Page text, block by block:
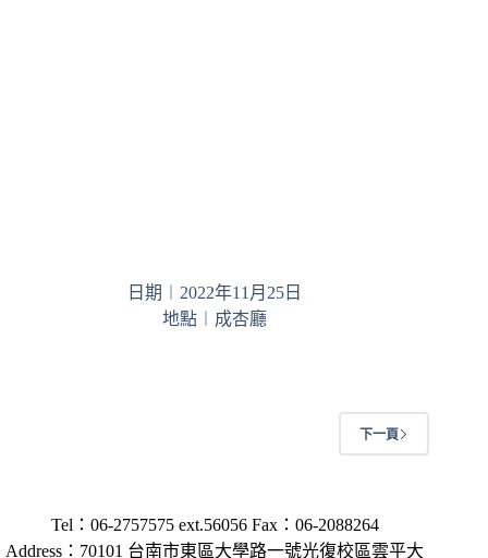
日期︱2022年11月25日
地點︱成杏廳
下一頁
Tel：06-2757575 ext.56056 Fax：06-2088264
Address：70101 台南市東區大學路一號光復校區雲平大